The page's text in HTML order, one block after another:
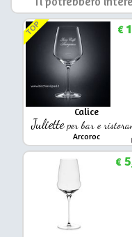
Calice
Julietteper bar e
Arcoroc
TOP €
€